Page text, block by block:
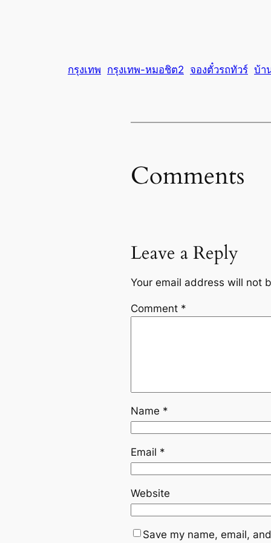
กรุงเทพ กรุงเทพ-หมอชิต2 จองตั๋วรถทัวร์ บ้า
Comments
Leave a Reply
Your email address will not
Comment *
Name *
Email *
Website
Save my name, email,